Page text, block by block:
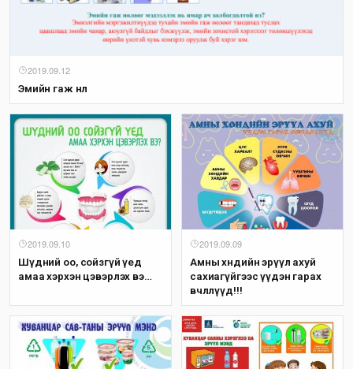
2019.09.12
Эмийн гаж нөлөө
2019.09.10
Шүдний оо, сойзгүй үед
амаа хэрхэн цэвэрлэх вэ…
2019.09.09
Амны хөндийн эрүүл ахуй
сахиагүйгээс үүдэн гарах
өвчлөлүүд!!!